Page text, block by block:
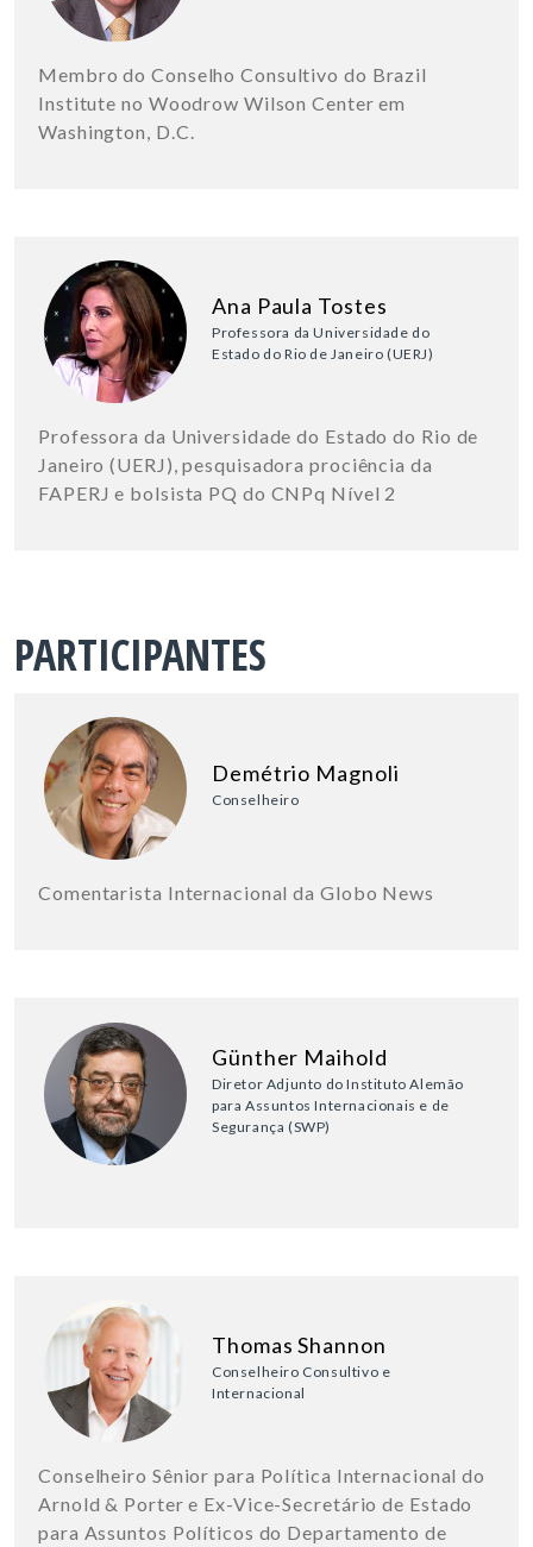
Membro do Conselho Consultivo do Brazil
Institute no Woodrow Wilson Center em
Washington, D.C.
Ana Paula Tostes
Professora da Universidade do
Estado do Rio de Janeiro (UERJ)
Professora da Universidade do Estado do Rio de
Janeiro (UERJ), pesquisadora prociência da
FAPERJ e bolsista PQ do CNPq Nível 2
PARTICIPANTES
Demétrio Magnoli
Conselheiro
Comentarista Internacional da Globo News
Günther Maihold
Diretor Adjunto do Instituto Alemão
para Assuntos Internacionais e de
Segurança (SWP)
Thomas Shannon
Conselheiro Consultivo e
Internacional
Conselheiro Sênior para Política Internacional do
Arnold & Porter e Ex-Vice-Secretário de Estado
para Assuntos Políticos do Departamento de